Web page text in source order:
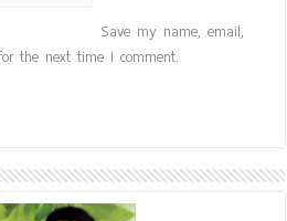
Save my name, email,
the next time I comment.